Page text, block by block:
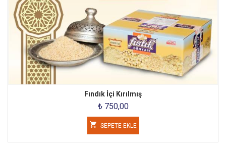
Fındık İçi Kırılmış
₺ 750,00
SEPETE EKLE